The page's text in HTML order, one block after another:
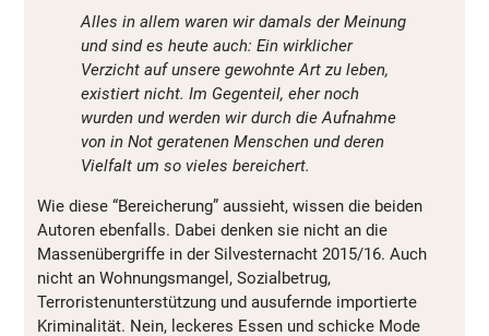
Alles in allem waren wir damals der Meinung
und sind es heute auch: Ein wirklicher
Verzicht auf unsere gewohnte Art zu leben,
existiert nicht. Im Gegenteil, eher noch
wurden und werden wir durch die Aufnahme
von in Not geratenen Menschen und deren
Vielfalt um so vieles bereichert.
Wie diese “Bereicherung” aussieht, wissen die beiden
Autoren ebenfalls. Dabei denken sie nicht an die
Massenübergriffe in der Silvesternacht 2015/16. Auch
nicht an Wohnungsmangel, Sozialbetrug,
Terroristenunterstützung und ausufernde importierte
Kriminalität. Nein, leckeres Essen und schicke Mode